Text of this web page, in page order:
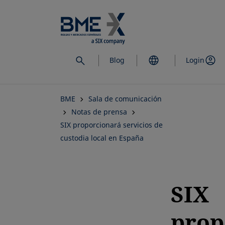
al
contenido
principal
Blog Login
BME
Sala de comunicación
Notas de prensa
SIX proporcionará servicios de
custodia local en España
SIX